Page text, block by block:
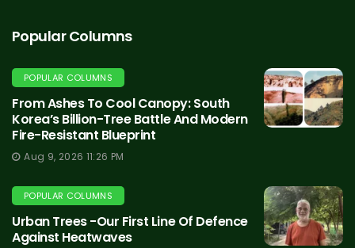
Popular Columns
POPULAR COLUMNS
From Ashes To Cool Canopy: South
Korea’s Billion-Tree Battle And Modern
Fire-Resistant Blueprint
Aug 9, 2026 11:26 PM
POPULAR COLUMNS
Urban Trees -Our First Line Of Defence
Against Heatwaves